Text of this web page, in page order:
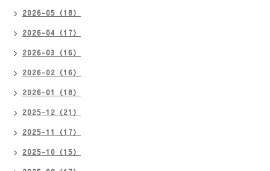
2026-05（18）
2026-04（17）
2026-03（16）
2026-02（16）
2026-01（18）
2025-12（21）
2025-11（17）
2025-10（15）